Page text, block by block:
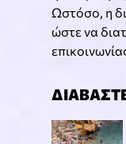
Ωστόσο, η
ώστε να